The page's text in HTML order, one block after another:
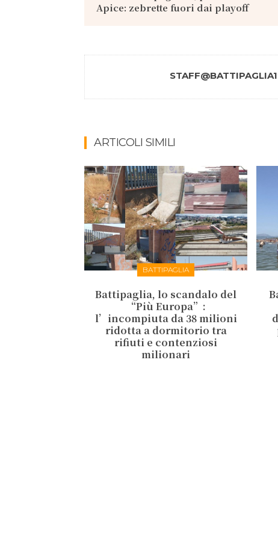
Apice: zebrette fuori dai playoff
ARTICOLI SIMILI
BATTIPAGLIA
Battipaglia, lo scandalo del
“Più Europa”:
l’incompiuta da 38 milioni
ridotta a dormitorio tra
rifiuti e contenziosi
milionari